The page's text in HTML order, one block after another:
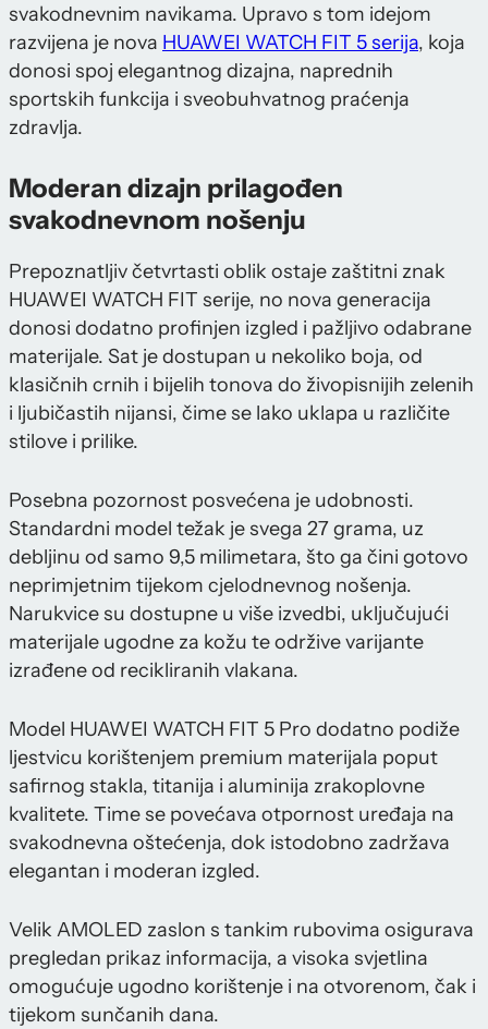
svakodnevnim navikama. Upravo s tom idejom
razvijena je nova HUAWEI WATCH FIT 5 serija, koja
donosi spoj elegantnog dizajna, naprednih
sportskih funkcija i sveobuhvatnog praćenja
zdravlja.
Moderan dizajn prilagođen
svakodnevnom nošenju
Prepoznatljiv četvrtasti oblik ostaje zaštitni znak
HUAWEI WATCH FIT serije, no nova generacija
donosi dodatno profinjen izgled i pažljivo odabrane
materijale. Sat je dostupan u nekoliko boja, od
klasičnih crnih i bijelih tonova do živopisnijih zelenih
i ljubičastih nijansi, čime se lako uklapa u različite
stilove i prilike.
Posebna pozornost posvećena je udobnosti.
Standardni model težak je svega 27 grama, uz
debljinu od samo 9,5 milimetara, što ga čini gotovo
neprimjetnim tijekom cjelodnevnog nošenja.
Narukvice su dostupne u više izvedbi, uključujući
materijale ugodne za kožu te održive varijante
izrađene od recikliranih vlakana.
Model HUAWEI WATCH FIT 5 Pro dodatno podiže
ljestvicu korištenjem premium materijala poput
safirnog stakla, titanija i aluminija zrakoplovne
kvalitete. Time se povećava otpornost uređaja na
svakodnevna oštećenja, dok istodobno zadržava
elegantan i moderan izgled.
Velik AMOLED zaslon s tankim rubovima osigurava
pregledan prikaz informacija, a visoka svjetlina
omogućuje ugodno korištenje i na otvorenom, čak i
tijekom sunčanih dana.